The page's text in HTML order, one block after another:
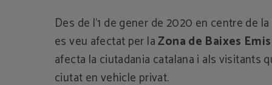
Des de l'1 de gener de 2020 en centre de
es veu afectat per laZona de Baixes
afecta la ciutadania catalana i als visitants
ciutat en vehicle privat.